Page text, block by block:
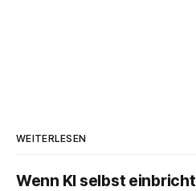
WEITERLESEN
Wenn KI selbst einbricht